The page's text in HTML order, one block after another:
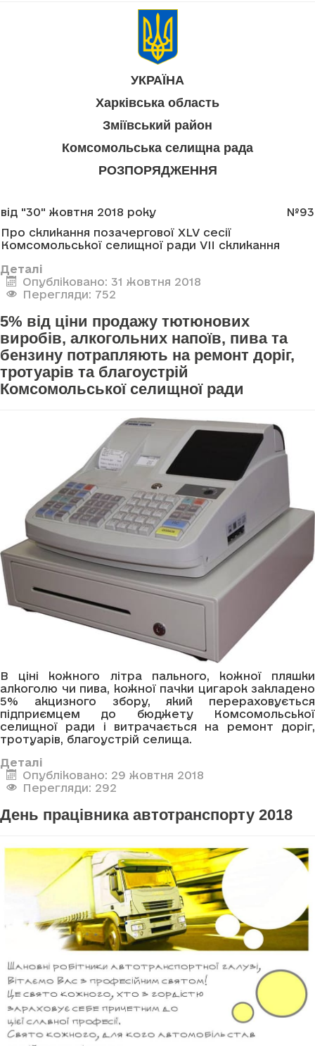
УКРАЇНА
Харківська область
Зміївський район
Комсомольська селищна рада
РОЗПОРЯДЖЕННЯ
від "30" жовтня 2018 року
№93
Про скликання позачергової XLV сесії
Комсомольської селищної ради VII скликання
Деталі
Опубліковано: 31 жовтня 2018
Перегляди: 752
5% від ціни продажу тютюнових
виробів, алкогольних напоїв, пива та
бензину потрапляють на ремонт доріг,
тротуарів та благоустрій
Комсомольської селищної ради
В ціні кожного літра пального, кожної пляшки
алкоголю чи пива, кожної пачки цигарок закладено
5% акцизного збору, який перераховується
підприємцем до бюджету Комсомольської
селищної ради і витрачається на ремонт доріг,
тротуарів, благоустрій селища.
Деталі
Опубліковано: 29 жовтня 2018
Перегляди: 292
День працівника автотранспорту 2018